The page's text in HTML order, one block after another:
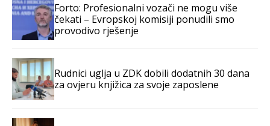
Forto: Profesionalni vozači ne mogu više
čekati – Evropskoj komisiji ponudili smo
provodivo rješenje
Rudnici uglja u ZDK dobili dodatnih 30 dana
za ovjeru knjižica za svoje zaposlene